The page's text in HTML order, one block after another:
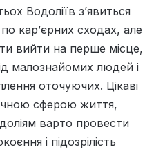
Водоліїв з’явиться
кар’єрних сходах, але
вийти на перше місце,
малознайомих людей і
оточуючих. Цікаві
сферою життя,
варто провести
і підозрілість